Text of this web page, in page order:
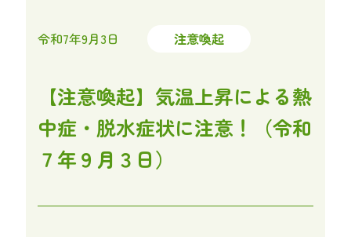
令和7年9月3日 注意喚起
【注意喚起】気温上昇による熱
中症・脱水症状に注意！（令和
７年９月３日）